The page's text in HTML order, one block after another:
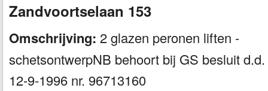
Zandvoortselaan 153
Omschrijving: 2 glazen peronen liften -
schetsontwerpNB behoort bij GS besluit d.d.
12-9-1996 nr. 96713160